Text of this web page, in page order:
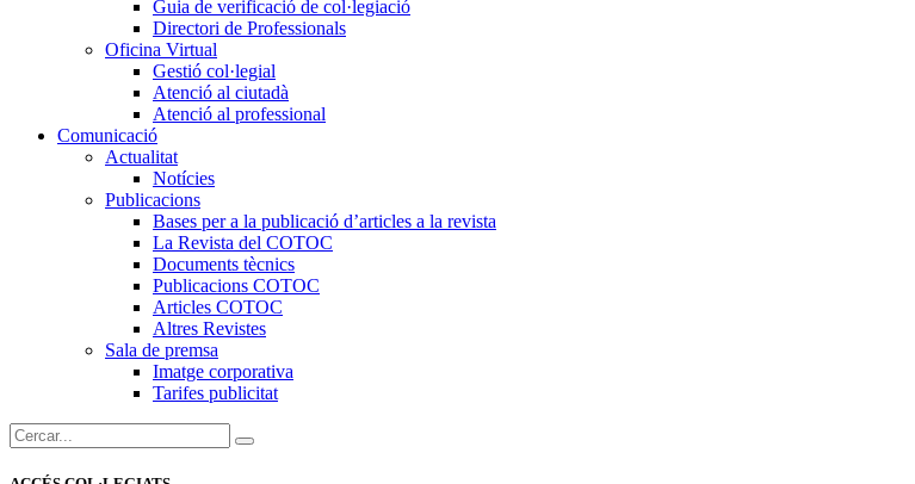
Guia de verificació de col·legiació
Directori de Professionals
Oficina Virtual
Gestió col·legial
Atenció al ciutadà
Atenció al professional
Comunicació
Actualitat
Notícies
Publicacions
Bases per a la publicació d’articles a la revista
La Revista del COTOC
Documents tècnics
Publicacions COTOC
Articles COTOC
Altres Revistes
Sala de premsa
Imatge corporativa
Tarifes publicitat
Cercar: